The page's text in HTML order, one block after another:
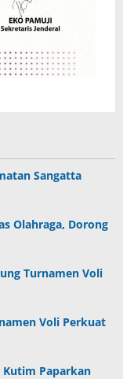
Sangatta
Olahraga, Dorong
Turnamen Voli
Voli Perkuat
Kutim Paparkan